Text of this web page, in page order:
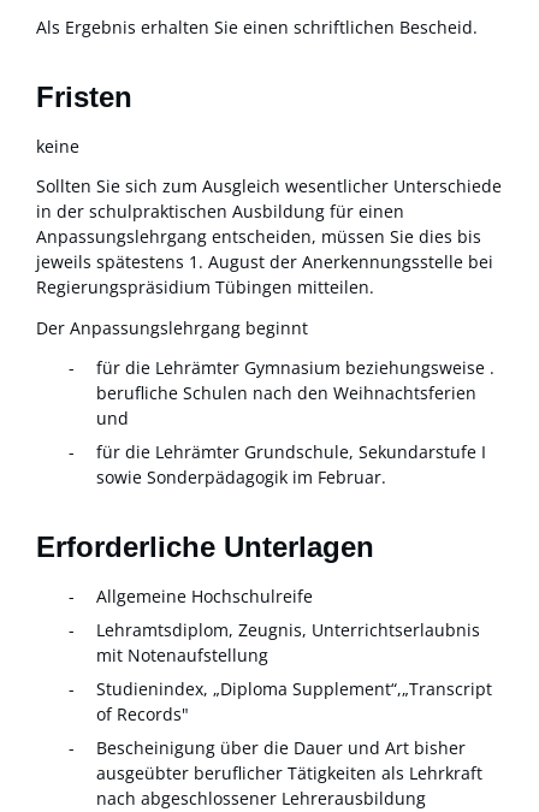
Als Ergebnis erhalten Sie einen schriftlichen Bescheid.
Fristen
keine
Sollten Sie sich zum Ausgleich wesentlicher Unterschiede
in der schulpraktischen Ausbildung für einen
Anpassungslehrgang entscheiden, müssen Sie dies bis
jeweils spätestens 1. August der Anerkennungsstelle bei
Regierungspräsidium Tübingen mitteilen.
Der Anpassungslehrgang beginnt
für die Lehrämter Gymnasium beziehungsweise .
berufliche Schulen nach den Weihnachtsferien
und
für die Lehrämter Grundschule, Sekundarstufe I
sowie Sonderpädagogik im Februar.
Erforderliche Unterlagen
Allgemeine Hochschulreife
Lehramtsdiplom, Zeugnis, Unterrichtserlaubnis
mit Notenaufstellung
Studienindex, „Diploma Supplement“,„Transcript
of Records"
Bescheinigung über die Dauer und Art bisher
ausgeübter beruflicher Tätigkeiten als Lehrkraft
nach abgeschlossener Lehrerausbildung